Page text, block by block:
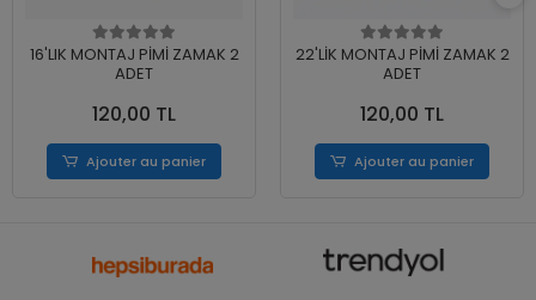
16'LIK MONTAJ PİMİ ZAMAK 2
ADET
120,00 TL
Ajouter au panier
22'LİK MONTAJ PİMİ ZAMAK 2
ADET
120,00 TL
Ajouter au panier